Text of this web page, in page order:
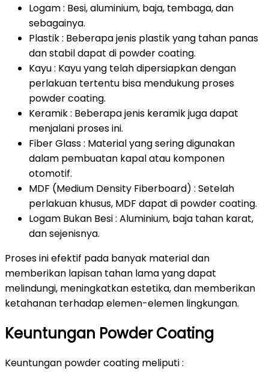
Logam : Besi, aluminium, baja, tembaga, dan
sebagainya.
Plastik : Beberapa jenis plastik yang tahan panas
dan stabil dapat di powder coating.
Kayu : Kayu yang telah dipersiapkan dengan
perlakuan tertentu bisa mendukung proses
powder coating.
Keramik : Beberapa jenis keramik juga dapat
menjalani proses ini.
Fiber Glass : Material yang sering digunakan
dalam pembuatan kapal atau komponen
otomotif.
MDF (Medium Density Fiberboard) : Setelah
perlakuan khusus, MDF dapat di powder coating.
Logam Bukan Besi : Aluminium, baja tahan karat,
dan sejenisnya.
Proses ini efektif pada banyak material dan
memberikan lapisan tahan lama yang dapat
melindungi, meningkatkan estetika, dan memberikan
ketahanan terhadap elemen-elemen lingkungan.
Keuntungan Powder Coating
Keuntungan powder coating meliputi :